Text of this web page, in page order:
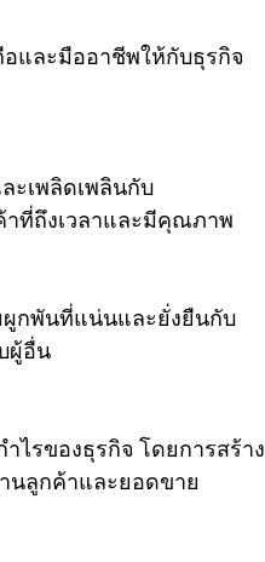
และมืออาชีพให้กับธุรกิจ
ะเพลิดเพลินกับ
าที่ถึงเวลาและมีคุณภาพ
ผูกพันที่แน่นและยั่งยืนกับ
ผู้อื่น
ไรของธุรกิจ โดยการสร้าง
นลูกค้าและยอดขาย